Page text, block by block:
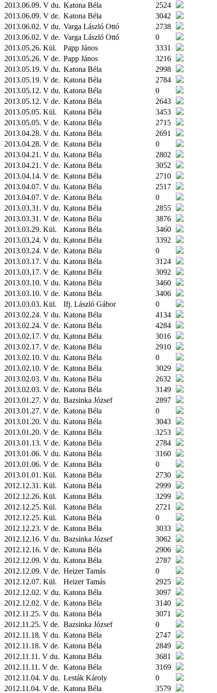
2013.06.09. V du. Katona Béla
2524
2013.06.09. V de. Katona Béla
3042
2013.06.02. V du. Varga László Ottó
2738
2013.06.02. V de. Varga László Ottó
0
2013.05.26. Kül. Papp János
3331
2013.05.26. V de. Papp János
3216
2013.05.19. V du. Katona Béla
2998
2013.05.19. V de. Katona Béla
2784
2013.05.12. V du. Katona Béla
0
2013.05.12. V de. Katona Béla
2643
2013.05.05. Kül. Katona Béla
3453
2013.05.05. V de. Katona Béla
2715
2013.04.28. V du. Katona Béla
2691
2013.04.28. V de. Katona Béla
0
2013.04.21. V du. Katona Béla
2802
2013.04.21. V de. Katona Béla
3052
2013.04.14. V de. Katona Béla
2710
2013.04.07. V du. Katona Béla
2517
2013.04.07. V de. Katona Béla
0
2013.03.31. V du. Katona Béla
2855
2013.03.31. V de. Katona Béla
3876
2013.03.29. Kül. Katona Béla
3460
2013.03.24. V du. Katona Béla
3392
2013.03.24. V de. Katona Béla
0
2013.03.17. V du. Katona Béla
3124
2013.03.17. V de. Katona Béla
3092
2013.03.10. V du. Katona Béla
3460
2013.03.10. V de. Katona Béla
3406
2013.03.03. Kül. Ifj. László Gábor
0
2013.02.24. V du. Katona Béla
4134
2013.02.24. V de. Katona Béla
4284
2013.02.17. V du. Katona Béla
3016
2013.02.17. V de. Katona Béla
2910
2013.02.10. V du. Katona Béla
0
2013.02.10. V de. Katona Béla
3029
2013.02.03. V du. Katona Béla
2632
2013.02.03. V de. Katona Béla
3149
2013.01.27. V du. Bazsinka József
2897
2013.01.27. V de. Katona Béla
0
2013.01.20. V du. Katona Béla
3043
2013.01.20. V de. Katona Béla
3253
2013.01.13. V de. Katona Béla
2784
2013.01.06. V du. Katona Béla
3160
2013.01.06. V de. Katona Béla
0
2013.01.01. Kül. Katona Béla
2730
2012.12.31. Kül. Katona Béla
2999
2012.12.26. Kül. Katona Béla
3299
2012.12.25. Kül. Katona Béla
2721
2012.12.25. Kül. Katona Béla
0
2012.12.23. V de. Katona Béla
3033
2012.12.16. V du. Bazsinka József
3062
2012.12.16. V de. Katona Béla
2906
2012.12.09. V du. Katona Béla
2787
2012.12.09. V de. Heizer Tamás
0
2012.12.07. Kül. Heizer Tamás
2925
2012.12.02. V du. Katona Béla
3097
2012.12.02. V de. Katona Béla
3140
2012.11.25. V du. Katona Béla
3071
2012.11.25. V de. Bazsinka József
0
2012.11.18. V du. Katona Béla
2747
2012.11.18. V de. Katona Béla
2849
2012.11.11. V du. Katona Béla
3681
2012.11.11. V de. Katona Béla
3169
2012.11.04. V du. Lesták Károly
0
2012.11.04. V de. Katona Béla
3579